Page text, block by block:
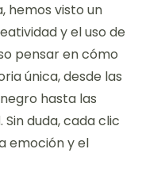
hemos visto un
y el uso de
pensar en cómo
única, desde las
hasta las
duda, cada clic
emoción y el